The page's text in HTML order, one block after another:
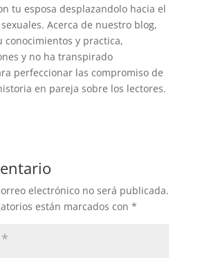
tu esposa desplazandolo hacia el
Acerca de nuestro blog,
conocimientos y practica,
y no ha transpirado
perfeccionar las compromiso de
en pareja sobre los lectores.
electrónico no será publicada.
están marcados con *